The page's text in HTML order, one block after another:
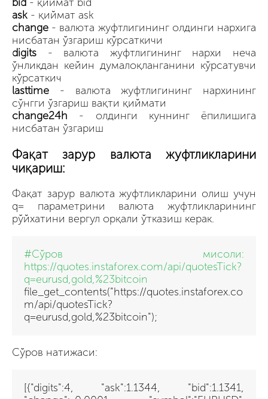
ask - қиймат ask
change - валюта жуфтлигининг олдинги нархига
нисбатан ўзгариш кўрсаткичи
digits - валюта жуфтлигининг нархи неча
ўнликдан кейин думалоқланганини кўрсатувчи
кўрсаткич
lasttime - валюта жуфтлигининг нархининг
сўнгги ўзгариш вақти қиймати
change24h - олдинги куннинг ёпилишига
нисбатан ўзгариш
Фақат зарур валюта жуфтликларини
чиқариш:
Фақат зарур валюта жуфтликларини олиш учун
q= параметрини валюта жуфтликларининг
рўйхатини вергул орқали ўтказиш керак.
#Сўров мисоли:
https://quotes.instaforex.com/api/quotesTick?
q=eurusd,gold,%23bitcoin
file_get_contents("https://quotes.instaforex.co
m/api/quotesTick?
q=eurusd,gold,%23bitcoin");
Сўров натижаси:
[{"digits":4, "ask":1.1344, "bid":1.1341,